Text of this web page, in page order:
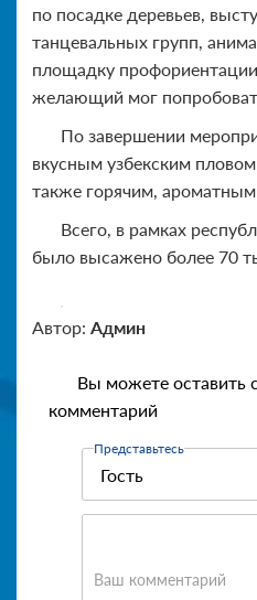
по посадке деревьев,
танцевальных групп,
площадку
желающий мог
По завершении
вкусным узбекским
также горячим,
Всего, в рамках
было высажено более 70
Автор: Админ
Вы можете оставить
комментарий
Представьтесь
Ваш комментарий